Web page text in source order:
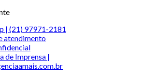
| (21) 97971-2181
atendimento
de Imprensa |